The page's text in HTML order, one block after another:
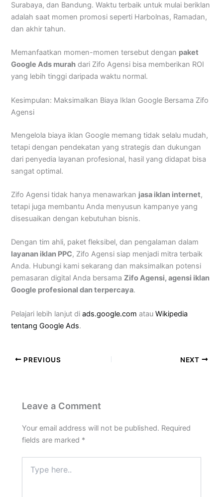
Surabaya, dan Bandung. Waktu terbaik untuk mulai beriklan
adalah saat momen promosi seperti Harbolnas, Ramadan,
dan akhir tahun.
Memanfaatkan momen-momen tersebut dengan paket
Google Ads murah dari Zifo Agensi bisa memberikan ROI
yang lebih tinggi daripada waktu normal.
Kesimpulan: Maksimalkan Biaya Iklan Google Bersama Zifo
Agensi
Mengelola biaya iklan Google memang tidak selalu mudah,
tetapi dengan pendekatan yang strategis dan dukungan
dari penyedia layanan profesional, hasil yang didapat bisa
sangat optimal.
Zifo Agensi tidak hanya menawarkan jasa iklan internet,
tetapi juga membantu Anda menyusun kampanye yang
disesuaikan dengan kebutuhan bisnis.
Dengan tim ahli, paket fleksibel, dan pengalaman dalam
layanan iklan PPC, Zifo Agensi siap menjadi mitra terbaik
Anda. Hubungi kami sekarang dan maksimalkan potensi
pemasaran digital Anda bersamaZifo Agensi, agensi iklan
Google profesional dan terpercaya.
Pelajari lebih lanjut diads.google.com atauWikipedia
tentang Google Ads.
PREVIOUS NEXT
Leave a Comment
Your email address will not be published. Required
fields are marked *
here..